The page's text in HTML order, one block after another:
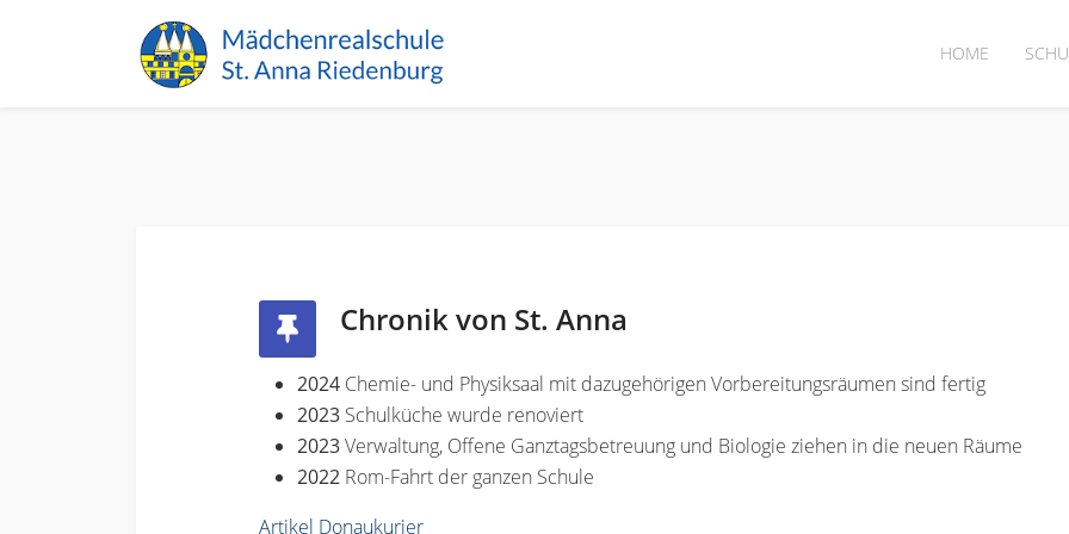
HOME
Chronik von St. Anna
2024 Chemie- und Physiksaal mit dazugehörigen Vorbereitungsräumen sind fertig
2023 Schulküche wurde renoviert
2023Verwaltung, Offene Ganztagsbetreuung und Biologie ziehen in die neuen Räume
2022 Rom-Fahrt der ganzen Schule
Artikel Donaukurier